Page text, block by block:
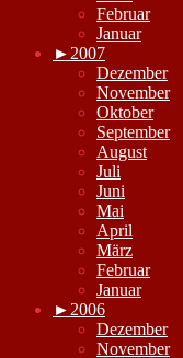
Februar
Januar
► 2007
Dezember
November
Oktober
September
August
Juli
Juni
Mai
April
März
Februar
Januar
► 2006
Dezember
November